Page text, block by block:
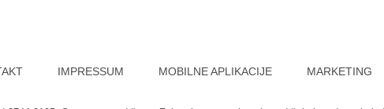
IMPRESSUM MOBILNE APLIKACIJE MARKETING